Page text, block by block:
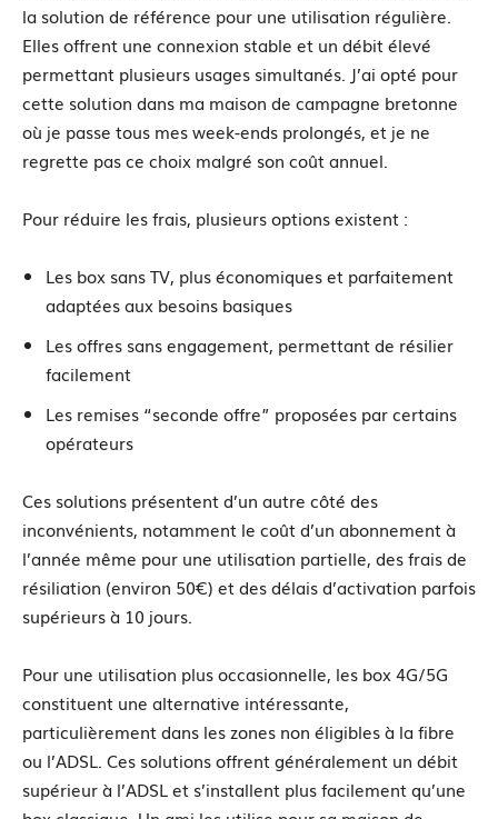
la solution de référence pour une utilisation régulière.
Elles offrent une connexion stable et un débit élevé
permettant plusieurs usages simultanés. J’ai opté pour
cette solution dans ma maison de campagne bretonne
où je passe tous mes week-ends prolongés, et je ne
regrette pas ce choix malgré son coût annuel.
Pour réduire les frais, plusieurs options existent :
Les box sans TV, plus économiques et parfaitement
adaptées aux besoins basiques
Les offres sans engagement, permettant de résilier
facilement
Les remises “seconde offre” proposées par certains
opérateurs
Ces solutions présentent d’un autre côté des
inconvénients, notamment le coût d’un abonnement à
l’année même pour une utilisation partielle, des frais de
résiliation (environ 50€) et des délais d’activation parfois
supérieurs à 10 jours.
Pour une utilisation plus occasionnelle, les box 4G/5G
constituent une alternative intéressante,
particulièrement dans les zones non éligibles à la fibre
ou l’ADSL. Ces solutions offrent généralement un débit
supérieur à l’ADSL et s’installent plus facilement qu’une